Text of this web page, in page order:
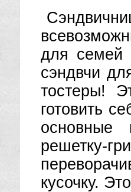
для семей
сэндвчи
тостеры!
готовить
основные
решетку-
кусочку.